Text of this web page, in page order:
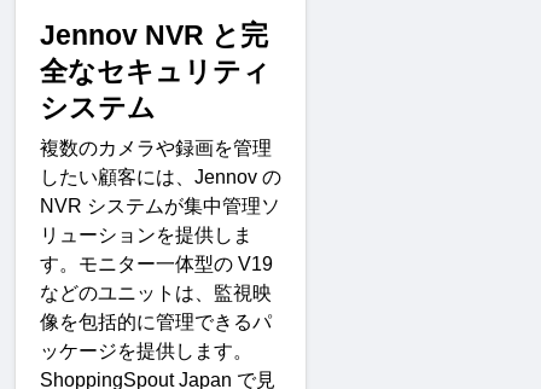
Jennov NVR と完
全なセキュリティ
システム
複数のカメラや録画を管理
したい顧客には、 Jennov の
NVR システムが集中管理ソ
リューションを提供しま
す。モニター一体型の
などのユニットは、監視映
像を包括的に管理できるパ
ッケージを提供します。
ShoppingSpout Japan で見